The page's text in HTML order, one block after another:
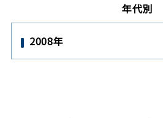
年代別
2008年